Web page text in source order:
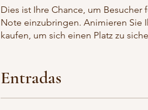
Dies ist Ihre Chance, um
Note einzubringen. Animieren Sie
kaufen, um sich einen Platz zu
Entradas